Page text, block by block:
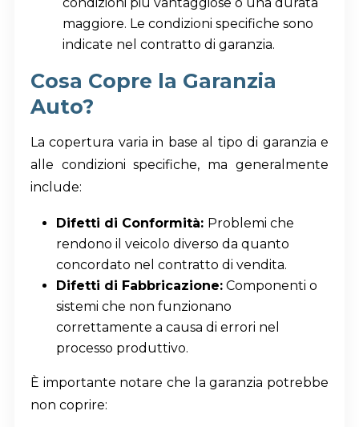
maggiore. Le condizioni specifiche sono
indicate nel contratto di garanzia.
Cosa Copre la Garanzia
Auto?
La copertura varia in base al tipo di garanzia e
alle condizioni specifiche, ma generalmente
include:
Difetti di Conformità: Problemi che
rendono il veicolo diverso da quanto
concordato nel contratto di vendita.
Difetti di Fabbricazione:Componenti o
sistemi che non funzionano
correttamente a causa di errori nel
processo produttivo.
È importante notare che la garanzia potrebbe
non coprire: